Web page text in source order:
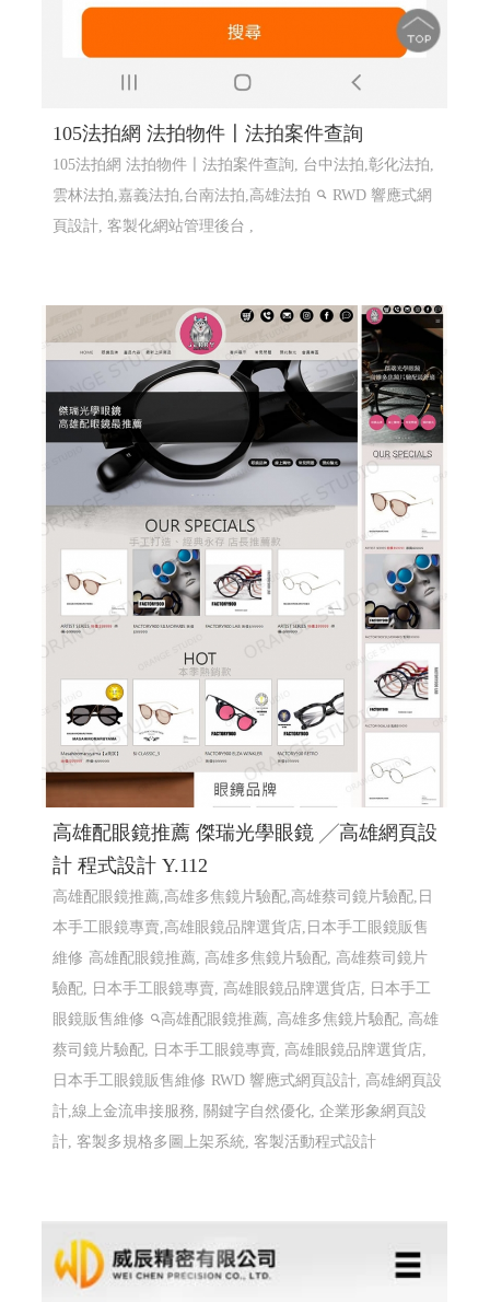
105法拍網 法拍物件〡法拍案件查詢
105法拍網 法拍物件〡法拍案件查詢, 台中法拍,彰化法拍,
雲林法拍,嘉義法拍,台南法拍,高雄法拍
RWD 響應式網
頁設計, 客製化網站管理後台 ,
高雄配眼鏡推薦 傑瑞光學眼鏡 ╱高雄網頁設
計 程式設計 Y.112
高雄配眼鏡推薦,高雄多焦鏡片驗配,高雄蔡司鏡片驗配,日
本手工眼鏡專賣,高雄眼鏡品牌選貨店,日本手工眼鏡販售
維修 高雄配眼鏡推薦, 高雄多焦鏡片驗配, 高雄蔡司鏡片
驗配, 日本手工眼鏡專賣, 高雄眼鏡品牌選貨店, 日本手工
眼鏡販售維修
高雄配眼鏡推薦, 高雄多焦鏡片驗配, 高雄
蔡司鏡片驗配, 日本手工眼鏡專賣, 高雄眼鏡品牌選貨店,
日本手工眼鏡販售維修 RWD 響應式網頁設計, 高雄網頁設
計,線上金流串接服務, 關鍵字自然優化, 企業形象網頁設
計, 客製多規格多圖上架系統, 客製活動程式設計